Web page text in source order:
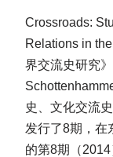
Crossroads:
Relations in
界交流史研究
史、文化交流
发行了8期，在
的第8期（